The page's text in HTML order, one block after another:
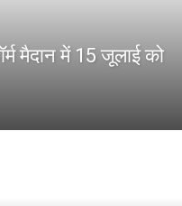
मैदान में 15 जूलाई को